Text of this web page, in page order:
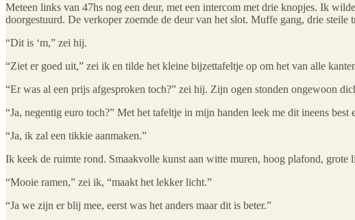
Meteen links van 47hs nog een deur, met een intercom met drie knopjes. Ik
doorgestuurd. De verkoper zoemde de deur van het slot. Muffe gang, drie
“Dit is ‘m,” zei hij.
“Ziet er goed uit,” zei ik en tilde het kleine bijzettafeltje op om het van alle
“Er was al een prijs afgesproken toch?” zei hij. Zijn ogen stonden ongewoon
“Ja, negentig euro toch?” Met het tafeltje in mijn handen leek me dit ineens best
“Ja, ik zal een tikkie aanmaken.”
Ik keek de ruimte rond. Smaakvolle kunst aan witte muren, hoog plafond, grote
“Mooie ramen,” zei ik, “maakt het lekker licht.”
“Ja we zijn er blij mee, eerst was het anders maar dit is beter.”